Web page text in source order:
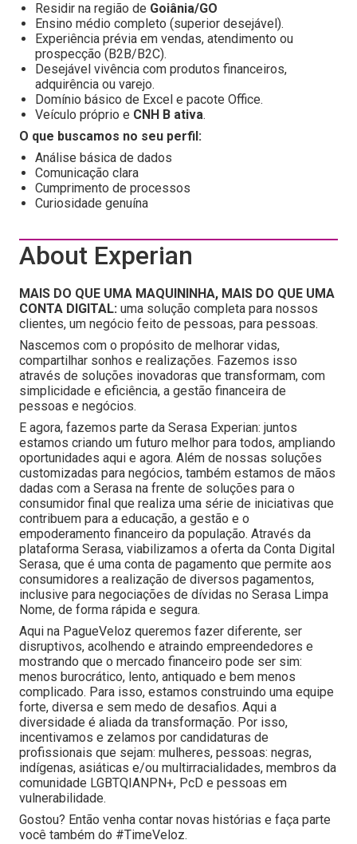
Residir na região de Goiânia/GO
Ensino médio completo (superior desejável).
Experiência prévia em vendas, atendimento ou
prospecção (B2B/B2C).
Desejável vivência com produtos financeiros,
adquirência ou varejo.
Domínio básico de Excel e pacote Office.
Veículo próprio e CNH B ativa.
O que buscamos no seu perfil:
Análise básica de dados
Comunicação clara
Cumprimento de processos
Curiosidade genuína
About Experian
MAIS DO QUE UMA MAQUININHA, MAIS DO QUE UMA
CONTA DIGITAL: uma solução completa para nossos
clientes, um negócio feito de pessoas, para pessoas.
Nascemos com o propósito de melhorar vidas,
compartilhar sonhos e realizações. Fazemos isso
através de soluções inovadoras que transformam, com
simplicidade e eficiência, a gestão financeira de
pessoas e negócios.
E agora, fazemos parte da Serasa Experian: juntos
estamos criando um futuro melhor para todos, ampliando
oportunidades aqui e agora. Além de nossas soluções
customizadas para negócios, também estamos de mãos
dadas com a Serasa na frente de soluções para o
consumidor final que realiza uma série de iniciativas que
contribuem para a educação, a gestão e o
empoderamento financeiro da população. Através da
plataforma Serasa, viabilizamos a oferta da Conta Digital
Serasa, que é uma conta de pagamento que permite aos
consumidores a realização de diversos pagamentos,
inclusive para negociações de dívidas no Serasa Limpa
Nome, de forma rápida e segura.
Aqui na PagueVeloz queremos fazer diferente, ser
disruptivos, acolhendo e atraindo empreendedores e
mostrando que o mercado financeiro pode ser sim:
menos burocrático, lento, antiquado e bem menos
complicado. Para isso, estamos construindo uma equipe
forte, diversa e sem medo de desafios. Aqui a
diversidade é aliada da transformação. Por isso,
incentivamos e zelamos por candidaturas de
profissionais que sejam: mulheres, pessoas: negras,
indígenas, asiáticas e/ou multirracialidades, membros da
comunidade LGBTQIANPN+, PcD e pessoas em
vulnerabilidade.
Gostou? Então venha contar novas histórias e faça parte
você também do #TimeVeloz.